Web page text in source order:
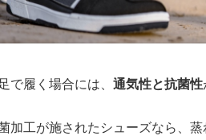
で履く場合には、 通気性と抗菌性
加工が施されたシューズなら、